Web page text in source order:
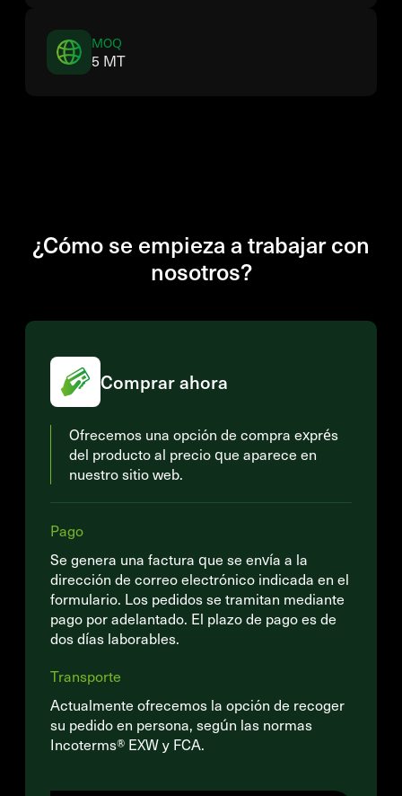
MOQ
5 MT
¿Cómo se empieza a trabajar con
nosotros?
Comprar ahora
Ofrecemos una opción de compra exprés
del producto al precio que aparece en
nuestro sitio web.
Pago
Se genera una factura que se envía a la
dirección de correo electrónico indicada en el
formulario. Los pedidos se tramitan mediante
pago por adelantado. El plazo de pago es de
dos días laborables.
Transporte
Actualmente ofrecemos la opción de recoger
su pedido en persona, según las normas
Incoterms® EXW y FCA.